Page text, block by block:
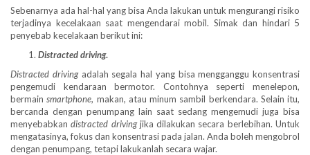
Sebenarnya ada hal-hal yang bisa Anda lakukan untuk mengurangi risiko
terjadinya kecelakaan saat mengendarai mobil. Simak dan hindari 5
penyebab kecelakaan berikut ini:
Distracted driving.
Distracted driving adalah segala hal yang bisa mengganggu konsentrasi
pengemudi kendaraan bermotor. Contohnya seperti menelepon,
bermainsmartphone, makan, atau minum sambil berkendara. Selain itu,
bercanda dengan penumpang lain saat sedang mengemudi juga bisa
menyebabkandistracted drivingjika dilakukan secara berlebihan. Untuk
mengatasinya, fokus dan konsentrasi pada jalan. Anda boleh mengobrol
dengan penumpang, tetapi lakukanlah secara wajar.